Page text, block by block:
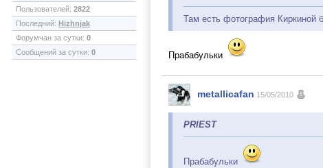
Пользователей: 2822
Последний: Hizhnjak
Форумчан за сутки: 0
Сообщений за сутки: 0
Там есть фотография Киркиной
Прабабульки
metallicafan 15/05/2010
PRIEST
Прабабульки